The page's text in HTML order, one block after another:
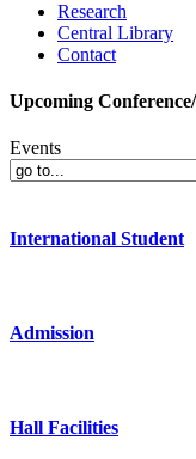
Research
Central Library
Contact
Upcoming
Events
International Student
Admission
Hall Facilities